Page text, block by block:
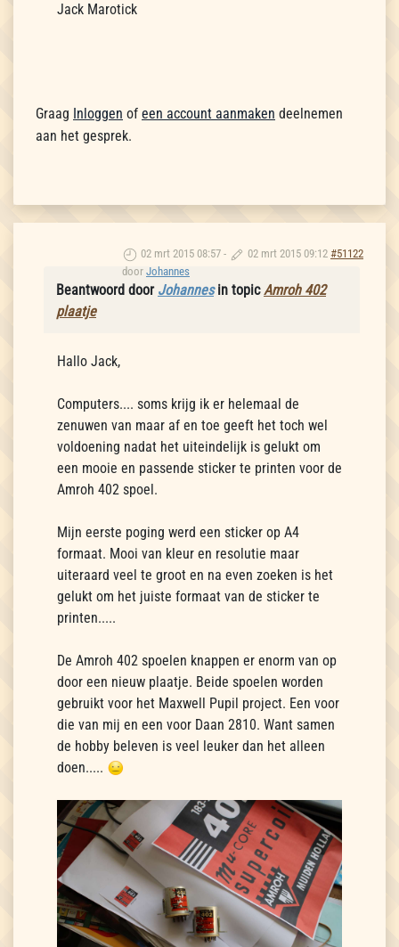
Jack Marotick
Graag Inloggen of een account aanmaken deelnemen
aan het gesprek.
02 mrt 2015 08:57 - 02 mrt 2015 09:12 #51122
door Johannes
Beantwoord door Johannesin topic Amroh 402
plaatje
Hallo Jack,
Computers.... soms krijg ik er helemaal de
zenuwen van maar af en toe geeft het toch wel
voldoening nadat het uiteindelijk is gelukt om
een mooie en passende sticker te printen voor de
Amroh 402 spoel.
Mijn eerste poging werd een sticker op A4
formaat. Mooi van kleur en resolutie maar
uiteraard veel te groot en na even zoeken is het
gelukt om het juiste formaat van de sticker te
printen.....
De Amroh 402 spoelen knappen er enorm van op
door een nieuw plaatje. Beide spoelen worden
gebruikt voor het Maxwell Pupil project. Een voor
die van mij en een voor Daan 2810. Want samen
de hobby beleven is veel leuker dan het alleen
doen.....